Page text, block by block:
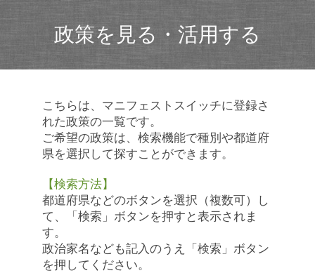
政策を見る・活用する
こちらは、マニフェストスイッチに登録さ
れた政策の一覧です。
ご希望の政策は、検索機能で種別や都道府
県を選択して探すことができます。
【検索方法】
都道府県などのボタンを選択（複数可）し
て、「検索」ボタンを押すと表示されま
す。
政治家名なども記入のうえ「検索」ボタン
を押してください。